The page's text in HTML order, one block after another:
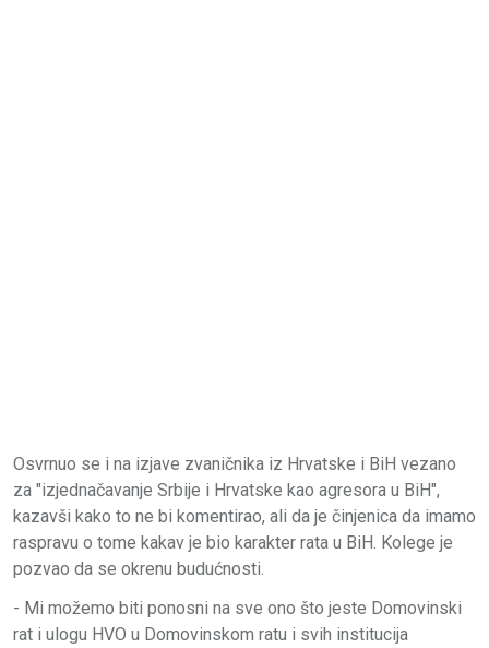
Osvrnuo se i na izjave zvaničnika iz Hrvatske i BiH vezano
za "izjednačavanje Srbije i Hrvatske kao agresora u BiH",
kazavši kako to ne bi komentirao, ali da je činjenica da imamo
raspravu o tome kakav je bio karakter rata u BiH. Kolege je
pozvao da se okrenu budućnosti.
- Mi možemo biti ponosni na sve ono što jeste Domovinski
rat i ulogu HVO u Domovinskom ratu i svih institucija